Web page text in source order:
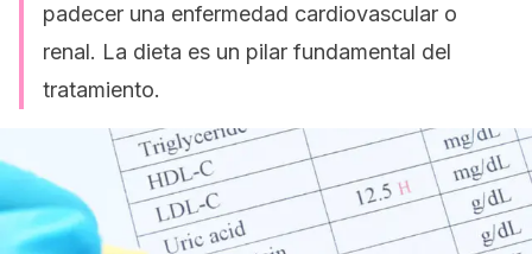
padecer una enfermedad cardiovascular o
renal. La dieta es un pilar fundamental del
tratamiento.